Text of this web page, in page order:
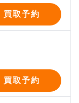
買取予約
買取予約